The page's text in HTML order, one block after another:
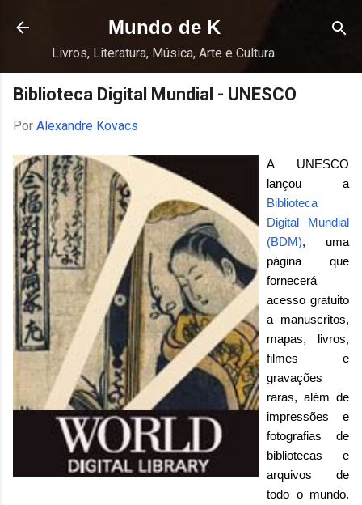
Pular para o conteúdo principal
Mundo de K
Livros, Literatura, Música, Arte e Cultura.
Biblioteca Digital Mundial - UNESCO
Por Alexandre Kovacs
A UNESCO
lançou a
Biblioteca
Digital Mundial
(BDM), uma
página que
fornecerá
acesso gratuito
a manuscritos,
mapas, livros,
filmes e
gravações
raras, além de
impressões e
fotografias de
bibliotecas e
arquivos de
todo o mundo.